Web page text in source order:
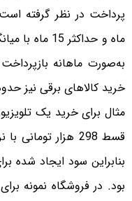
به‌صورت ماهانه